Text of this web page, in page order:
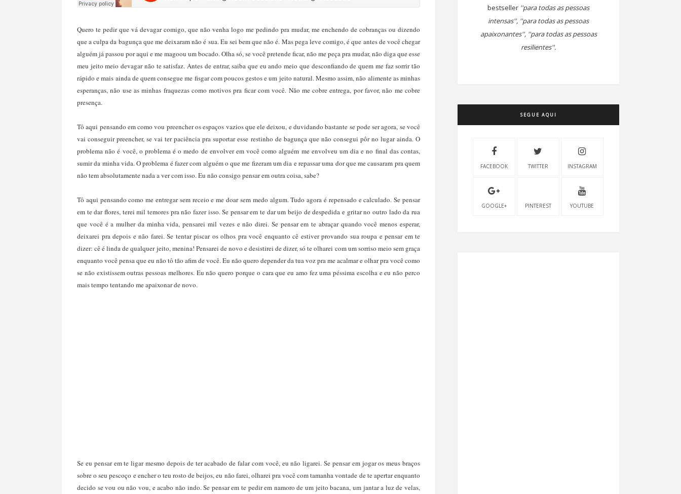
Quero te pedir que vá devagar comigo, que não venha logo me pedindo pra mudar, me enchendo de cobranças ou dizendo
que a culpa da bagunça que me deixaram não é sua. Eu sei bem que não é. Mas pega leve comigo, é que antes de você chegar
alguém já passou por aqui e me magoou um bocado. Olha só, se você pretende ficar, não me peça pra mudar, não diga que esse
meu jeito meio devagar não te satisfaz. Antes de entrar, saiba que eu ando meio que desconfiando de quem me faz sorrir tão
rápido e mais ainda de quem consegue me fisgar com poucos gestos e um jeito natural. Mesmo assim, não alimente as minhas
esperanças, não use as minhas fraquezas como motivos pra ficar com você. Não me cobre entrega, por favor, não me cobre
presença.
Tô aqui pensando em como vou preencher os espaços vazios que ele deixou, e duvidando bastante se pode ser agora, se você
vai conseguir preencher, se vai ter paciência pra suportar esse restinho de bagunça que não consegui pôr no lugar ainda. O
problema não é você, o problema é o medo de envolver em você como alguém me envolveu um dia e no final das contas,
sumir da minha vida. O problema é fazer com alguém o que me fizeram um dia e repassar uma dor que me causaram pra quem
não tem absolutamente nada a ver com isso. Eu não consigo pensar em outra coisa, sabe?
Tô aqui pensando como me entregar sem receio e me doar sem medo algum. Tudo agora é repensado e calculado. Se pensar
em te dar flores, terei mil temores pra não fazer isso. Se pensar em te dar um beijo de despedida e gritar no outro lado da rua
que você é a mulher da minha vida, pensarei mil vezes e não direi. Se pensar em te abraçar quando você menos esperar,
deixarei pra depois e não farei. Se tentar piscar os olhos pra você enquanto cê estiver provando sua roupa e pensar em te
dizer: cê é linda de qualquer jeito, menina! Pensarei de novo e desistirei de dizer, só te olharei com um sorriso meio sem graça
enquanto você pensa que eu não tô tão afim de você. Eu não quero depender da tua voz pra me acalmar e olhar pra você como
se não existissem outras pessoas melhores. Eu não quero porque o cara que eu amo fez uma péssima escolha e eu não perco
mais tempo tentando me apaixonar de novo.
Se eu pensar em te ligar mesmo depois de ter acabado de falar com você, eu não ligarei. Se pensar em jogar os meus braços
sobre o seu pescoço e encher o teu rosto de beijos, eu não farei, olharei pra você com tamanha vontade de te apertar enquanto
decido se vou ou não vou, e acabo não indo. Se pensar em te pedir em namoro de um jeito bacana, um jantar a luz de velas,
bestseller ''para todas as pessoas
intensas'', ''para todas as pessoas
apaixonantes'', ''para todas as pessoas
resilientes''.
SEGUE AQUI
FACEBOOK TWITTER INSTAGRAM
GOOGLE+ PINTEREST YOUTUBE